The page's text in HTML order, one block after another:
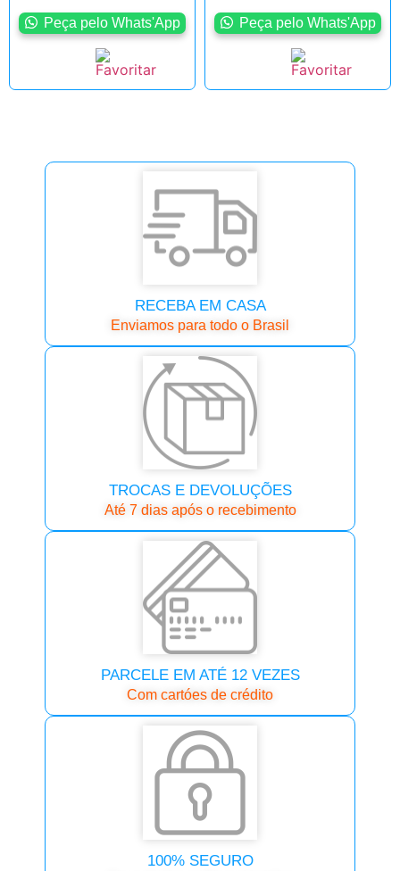
Peça pelo Whats'App Peça pelo Whats'App
RECEBA EM CASA
Enviamos para todo o Brasil
TROCAS E DEVOLUÇÕES
Até 7 dias após o recebimento
PARCELE EM ATÉ 12 VEZES
Com cartóes de crédito
100% SEGURO